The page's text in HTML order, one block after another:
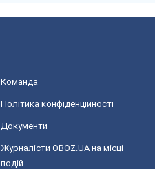
Команда
Політика конфіденційності
Документи
Журналісти OBOZ.UA на місці
подій